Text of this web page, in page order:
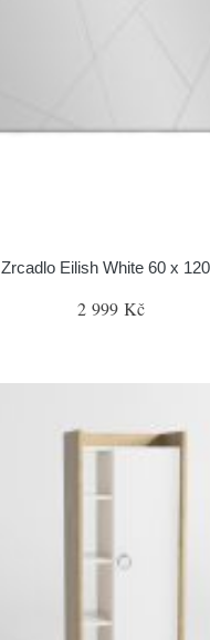
Zrcadlo Eilish White 60 x
2 999 Kč